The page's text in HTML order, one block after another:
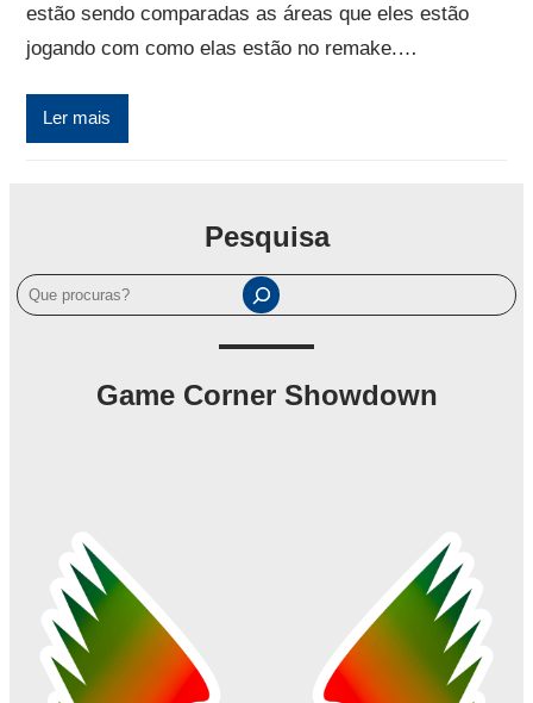
estão sendo comparadas as áreas que eles estão
jogando com como elas estão no remake.…
Ler mais
Pesquisa
P
e
Game Corner Showdown